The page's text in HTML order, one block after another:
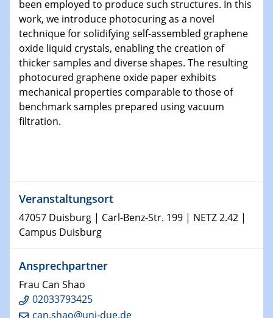
29.01.2024
Bewerbungsvorrtag Besetzung W3-Professur
Technische Chemie – Technisch-Makromolekulare
Chemie für die Wasserforschung
29.01.2024
Bewerbungsvorrtag Besetzung W3-Professur
Technische Chemie – Technisch-Makromolekulare
Bewerbungsvorrtag Besetzung W3-Professur
Technische Chemie – Technisch-Makromolekulare
30.01.2024
WIN & CENIDE Seminar Series on 2D-
MATURE
31.01.2024
ICAN Nutzertreffen
been employed to produce such structures. In this
work, we introduce photocuring as a novel
technique for solidifying self-assembled graphene
oxide liquid crystals, enabling the creation of
thicker samples and diverse shapes. The resulting
photocured graphene oxide paper exhibits
mechanical properties comparable to those of
benchmark samples prepared using vacuum
filtration.
Veranstaltungsort
47057 Duisburg | Carl-Benz-Str. 199 | NETZ 2.42 |
Campus Duisburg
Ansprechpartner
Frau Can Shao
02033793425
can.shao@uni-due.de